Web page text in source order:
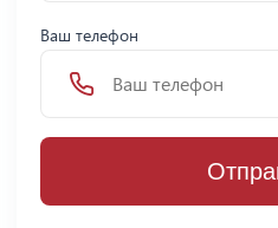
Ваш телефон